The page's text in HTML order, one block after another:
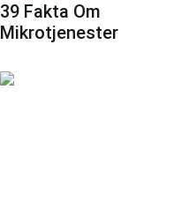
39 Fakta Om
Mikrotjenester